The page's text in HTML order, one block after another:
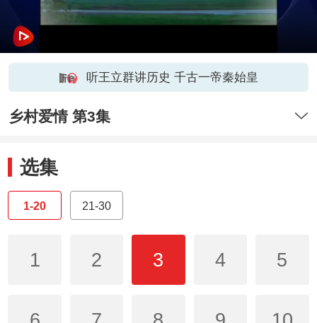
听王立群讲历史 千古一帝秦始皇
乡村爱情 第3集
选集
1-20 21-30
1 2 3 4 5